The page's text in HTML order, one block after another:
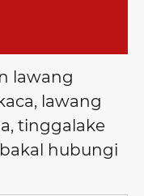
lawang
lawang
tinggalake
hubungi